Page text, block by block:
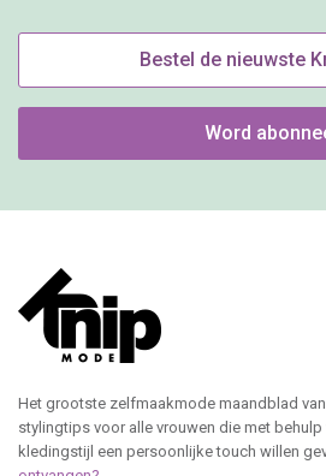
Bestel de nieuwste
Word
Het grootste zelfmaakmode maandblad
stylingtips voor alle vrouwen die met behulp
kledingstijl een persoonlijke touch willen